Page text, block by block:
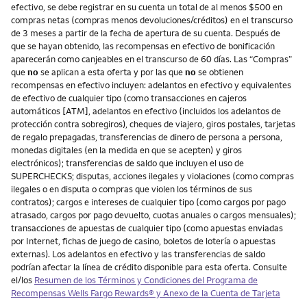
efectivo, se debe registrar en su cuenta un total de al menos $500 en
compras netas (compras menos devoluciones/créditos) en el transcurso
de 3 meses a partir de la fecha de apertura de su cuenta. Después de
que se hayan obtenido, las recompensas en efectivo de bonificación
aparecerán como canjeables en el transcurso de 60 días. Las “Compras”
quenose aplican a esta oferta y por las quenose obtienen
recompensas en efectivo incluyen: adelantos en efectivo y equivalentes
de efectivo de cualquier tipo (como transacciones en cajeros
automáticos [ATM], adelantos en efectivo (incluidos los adelantos de
protección contra sobregiros), cheques de viajero, giros postales, tarjetas
de regalo prepagadas, transferencias de dinero de persona a persona,
monedas digitales (en la medida en que se acepten) y giros
electrónicos); transferencias de saldo que incluyen el uso de
SUPERCHECKS; disputas, acciones ilegales y violaciones (como compras
ilegales o en disputa o compras que violen los términos de sus
contratos); cargos e intereses de cualquier tipo (como cargos por pago
atrasado, cargos por pago devuelto, cuotas anuales o cargos mensuales);
transacciones de apuestas de cualquier tipo (como apuestas enviadas
por Internet, fichas de juego de casino, boletos de lotería o apuestas
externas). Los adelantos en efectivo y las transferencias de saldo
podrían afectar la línea de crédito disponible para esta oferta. Consulte
el/los Resumen de los Términos y Condiciones del Programa de
RecompensasWells Fargo Rewards® y Anexo de la Cuenta de Tarjeta